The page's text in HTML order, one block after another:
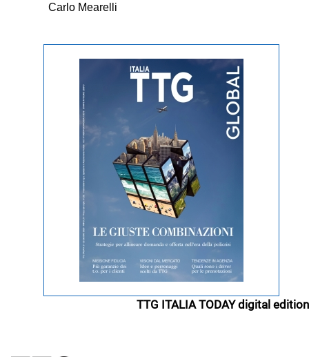
Carlo Mearelli
TTG ITALIA TODAY digital edition